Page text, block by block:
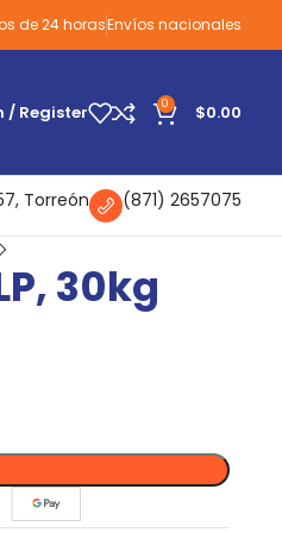
de 24 horasEnvíos nacionales
/ Register 0 $0.00
Torreón (871) 2657075
30kg